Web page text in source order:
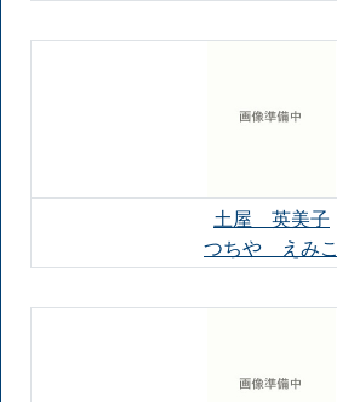
土屋 英美子
つちや えみこ